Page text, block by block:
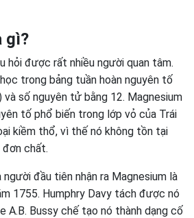
gì?
hỏi được rất nhiều người quan tâm.
trong bảng tuần hoàn nguyên tố
và số nguyên tử bằng 12. Magnesium
tố phổ biến trong lớp vỏ của Trái
kiềm thổ, vì thế nó không tồn tại
chất.
đầu tiên nhận ra Magnesium là
1755. Humphry Davy tách được nó
A.B. Bussy chế tạo nó thành dạng cố